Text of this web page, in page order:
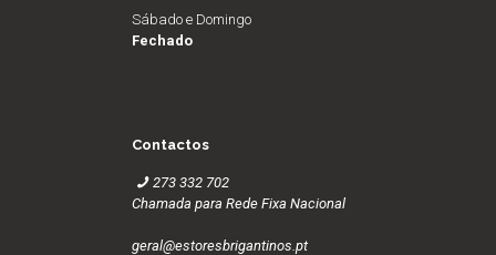
Sábado e Domingo
Fechado
Contactos
273 332 702
Chamada para Rede Fixa Nacional
geral@estoresbrigantinos.pt